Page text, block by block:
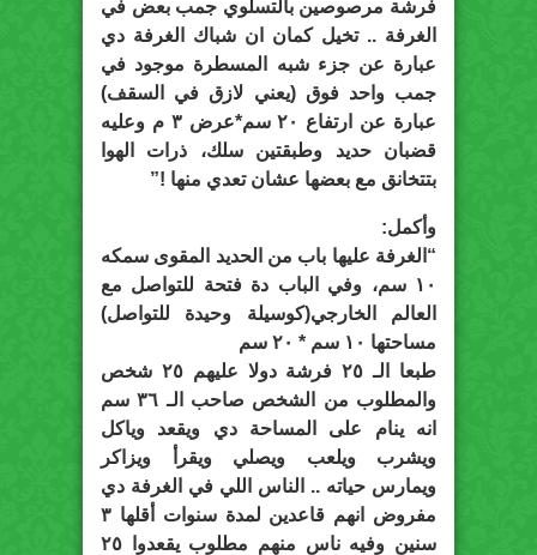
فرشة مرصوصين بالتسلوي جمب بعض في
الغرفة .. تخيل كمان ان شباك الغرفة دي
عبارة عن جزء شبه المسطرة موجود في
جمب واحد فوق (يعني لازق في السقف)
عبارة عن ارتفاع ٢٠ سم*عرض ٣ م وعليه
قضبان حديد وطبقتين سلك، ذرات الهوا
بتتخانق مع بعضها عشان تعدي منها !”
وأكمل:
“الغرفة عليها باب من الحديد المقوى سمكه
١٠ سم، وفي الباب دة فتحة للتواصل مع
العالم الخارجي(كوسيلة وحيدة للتواصل)
مساحتها ١٠ سم * ٢٠ سم
طبعا الـ ٢٥ فرشة دولا عليهم ٢٥ شخص
والمطلوب من الشخص صاحب الـ ٣٦ سم
انه ينام على المساحة دي ويقعد وياكل
ويشرب ويلعب ويصلي ويقرأ ويزاكر
ويمارس حياته .. الناس اللي في الغرفة دي
مفروض انهم قاعدين لمدة سنوات أقلها ٣
سنين وفيه ناس منهم مطلوب يقعدوا ٢٥